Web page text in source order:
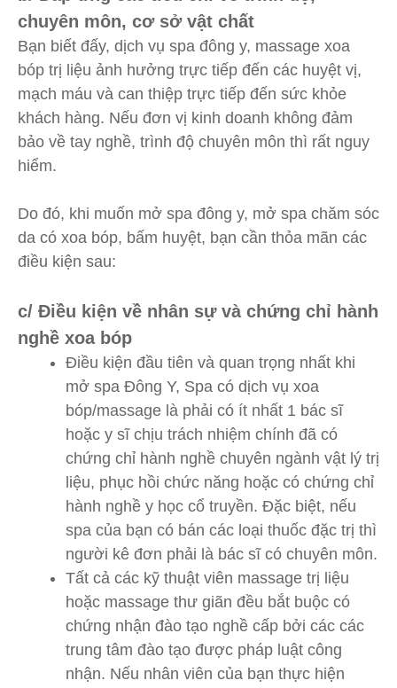
chuyên môn, cơ sở vật chất
Bạn biết đấy, dịch vụ spa đông y, massage xoa
bóp trị liệu ảnh hưởng trực tiếp đến các huyệt vị,
mạch máu và can thiệp trực tiếp đến sức khỏe
khách hàng. Nếu đơn vị kinh doanh không đảm
bảo về tay nghề, trình độ chuyên môn thì rất nguy
hiểm.
Do đó, khi muốn mở spa đông y, mở spa chăm sóc
da có xoa bóp, bấm huyệt, bạn cần thỏa mãn các
điều kiện sau:
c/ Điều kiện về nhân sự và chứng chỉ hành
nghề xoa bóp
Điều kiện đầu tiên và quan trọng nhất khi
mở spa Đông Y, Spa có dịch vụ xoa
bóp/massage là phải có ít nhất 1 bác sĩ
hoặc y sĩ chịu trách nhiệm chính đã có
chứng chỉ hành nghề chuyên ngành vật lý trị
liệu, phục hồi chức năng hoặc có chứng chỉ
hành nghề y học cổ truyền. Đặc biệt, nếu
spa của bạn có bán các loại thuốc đặc trị thì
người kê đơn phải là bác sĩ có chuyên môn.
Tất cả các kỹ thuật viên massage trị liệu
hoặc massage thư giãn đều bắt buộc có
chứng nhận đào tạo nghề cấp bởi các các
trung tâm đào tạo được pháp luật công
nhận. Nếu nhân viên của bạn thực hiện